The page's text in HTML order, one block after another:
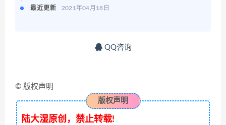
最近更新 2021年04月18日
QQ咨询
© 版权声明
版权声明
陆大湿原创，禁止转载!